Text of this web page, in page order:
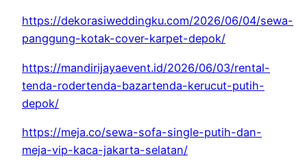
https://dekorasiweddingku.com/2026/06/04/sewa-
panggung-kotak-cover-karpet-depok/
https://mandirijayaevent.id/2026/06/03/rental-
tenda-rodertenda-bazartenda-kerucut-putih-
depok/
https://meja.co/sewa-sofa-single-putih-dan-
meja-vip-kaca-jakarta-selatan/